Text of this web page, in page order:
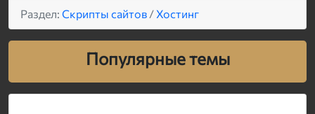
Раздел: Скрипты сайтов /Хостинг
Популярные темы